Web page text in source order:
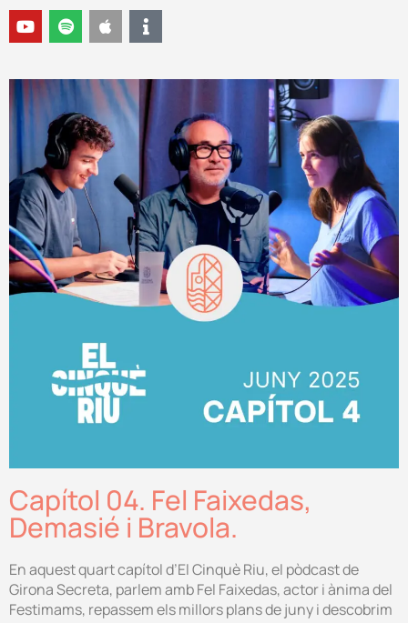
Capítol 04. Fel Faixedas,
Demasié i Bravola.
En aquest quart capítol d’El Cinquè Riu, el pòdcast de
Girona Secreta, parlem amb Fel Faixedas, actor i ànima del
Festimams, repassem els millors plans de juny i descobrim